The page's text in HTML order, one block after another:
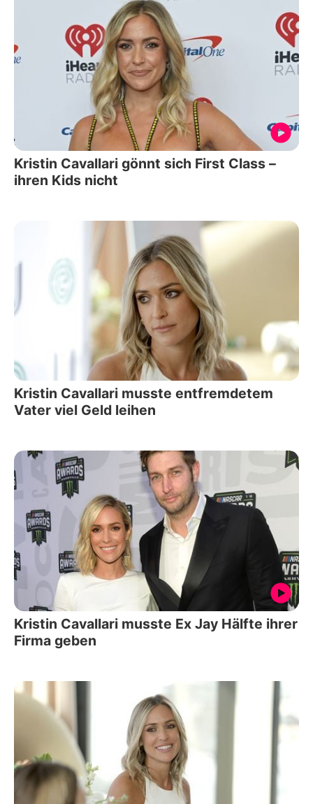
Kristin Cavallari gönnt sich First Class –
ihren Kids nicht
Kristin Cavallari musste entfremdetem
Vater viel Geld leihen
Kristin Cavallari musste Ex Jay Hälfte ihrer
Firma geben